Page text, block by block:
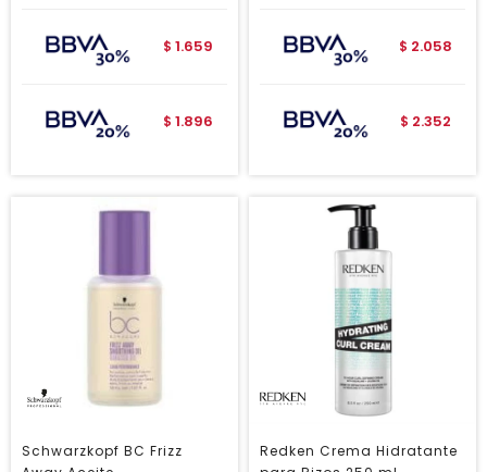
$ 1.659
$ 1.896
$ 2.058
$ 2.352
Schwarzkopf BC Frizz
Redken Crema Hidratante